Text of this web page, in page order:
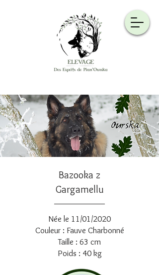
Née le 11/01/2020
Couleur : Fauve Charbonné
Taille : 63 cm
Poids : 40 kg
Bazooka z
Gargamellu